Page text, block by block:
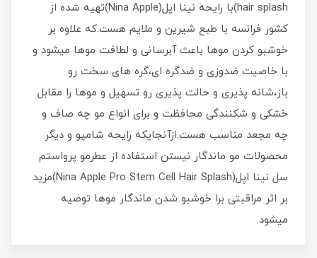
hair splash)با رایحه نینا اپل(Nina Apple)تهیه شده از
کشور فرانسه با طبع شیرین و ملایم هست.که علاوه بر
خوشبو کردن موها باعث آبرسانی و لطافت موها میشود و
با خاصیت ضدوزی و ضدگره ای،گره های سخت رو
باز،شانه پذیری و حالت پذیری رو تسهیل و موها را مقابل
خشکی و شکنندگی محافظت و برای انواع مو چه صاف و
چه مجعد مناسب هست.ازآنجایکه رایحه شامپو و دیگر
محصولات مو ماندگار نیستن استفاده از عطرمو پرواستم
سل نینا اپل(Nina Apple Pro Stem Cell Hair Splash)مزید
بر اثر مراقبتی برا خوشبو شدن ماندگار موها توصیه
میشود.